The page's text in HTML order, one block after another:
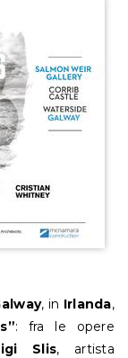
, in Irlanda,
: fra le opere
Slis, artista